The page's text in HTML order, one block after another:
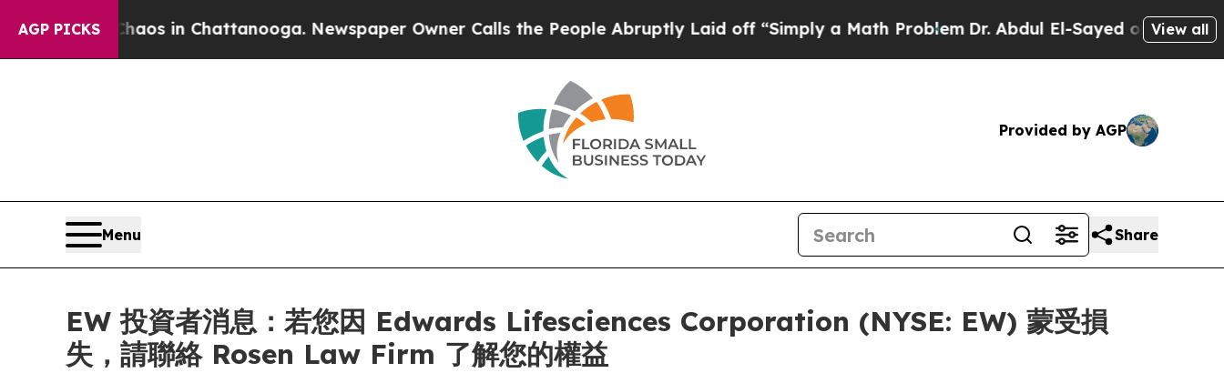
AGP PICKSChaos in Chattanooga. Newspaper Owner Calls the People Abruptly Laid off “Simply a Math ProblemDr. Abdul El-Sayed on HistoricView all
Provided by AGP
Menu Share
EW 投資者消息：若您因 Edwards Lifesciences Corporation (NYSE: EW) 蒙受損
失，請聯絡 Rosen Law Firm 了解您的權益